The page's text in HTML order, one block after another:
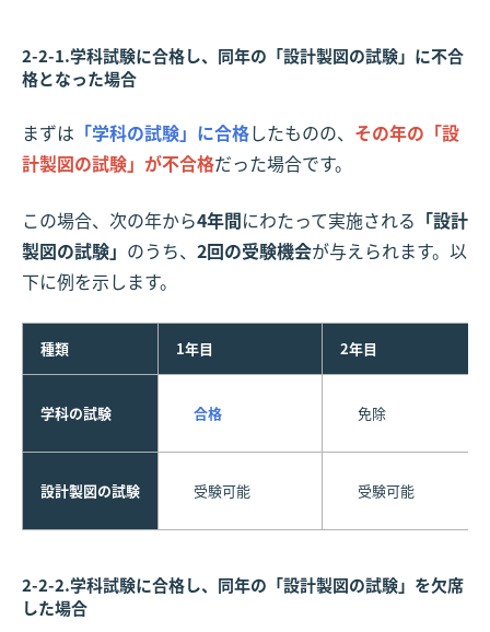
2-2-1.学科試験に合格し、同年の「設計製図の試験」に不合
格となった場合
まずは 「学科の試験」に合格したものの、 その年の「設
計製図の試験」が不合格だった場合です。
この場合、次の年から4年間にわたって実施される 「設計
製図の試験」 のうち、 2回の受験機会が与えられます。以
下に例を示します。
種類 1年目 2年目
学科の試験 合格 免除
設計製図の試験 受験可能 受験可能
2-2-2.学科試験に合格し、同年の「設計製図の試験」を欠席
した場合